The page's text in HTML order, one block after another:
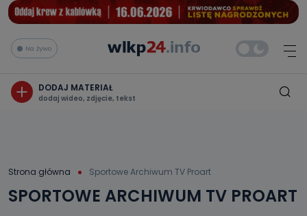
Na żywo
DODAJ MATERIAŁ
dodaj wideo, zdjęcie, tekst
Strona główna Sportowe Archiwum TV Proart
SPORTOWE ARCHIWUM TV PROART